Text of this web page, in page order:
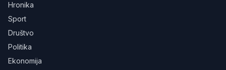
Hronika
Sport
Društvo
Politika
Ekonomija